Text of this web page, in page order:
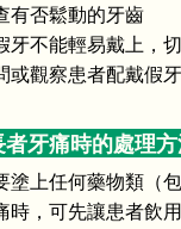
有否鬆動的牙齒
牙不能輕易戴上，
或觀察患者配戴假
者牙痛時的處理
塗上任何藥物類（包
時，可先讓患者飲